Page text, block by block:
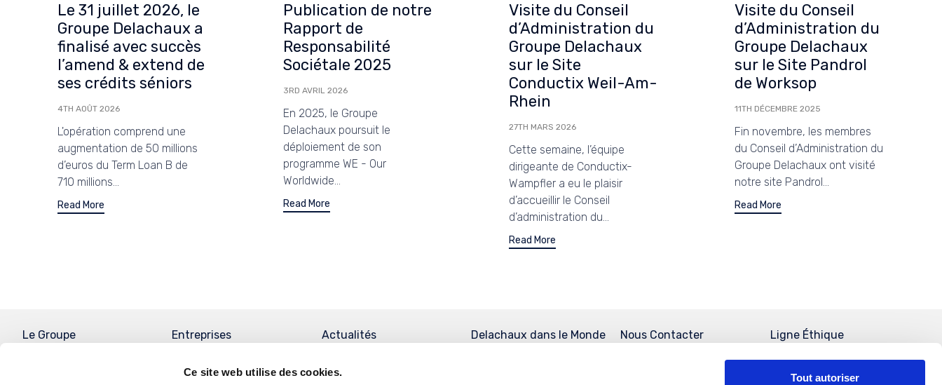
Ce site web utilise des cookies. Tout autoriser
Le 31 juillet 2026, le
Groupe Delachaux a
finalisé avec succès
l’amend & extend de
ses crédits séniors
4TH AOÛT 2026
L'opération comprend une
augmentation de 50 millions
d’euros du Term Loan B de
710 millions...
Read More
Publication de notre
Rapport de
Responsabilité
Sociétale 2025
3RD AVRIL 2026
En 2025, le Groupe
Delachaux poursuit le
déploiement de son
programme WE - Our
Worldwide...
Read More
Visite du Conseil
d’Administration du
Groupe Delachaux
sur le Site
Conductix Weil-Am-
Rhein
27TH MARS 2026
Cette semaine, l’équipe
dirigeante de Conductix-
Wampfler a eu le plaisir
d’accueillir le Conseil
d’administration du...
Read More
Visite du Conseil
d’Administration du
Groupe Delachaux
sur le Site Pandrol
de Worksop
11TH DÉCEMBRE 2025
Fin novembre, les membres
du Conseil d’Administration du
Groupe Delachaux ont visité
notre site Pandrol...
Read More
Le Groupe
Entreprises
du Rail
Actualités Delachaux dans le Monde Nous Contacter Ligne Éthique